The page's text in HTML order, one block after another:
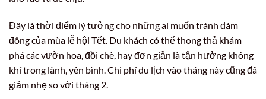
Đây là thời điểm lý tưởng cho những ai muốn tránh đám
đông của mùa lễ hội Tết. Du khách có thể thong thả khám
phá các vườn hoa, đồi chè, hay đơn giản là tận hưởng không
khí trong lành, yên bình. Chi phí du lịch vào tháng này cũng đã
giảm nhẹ so với tháng 2.